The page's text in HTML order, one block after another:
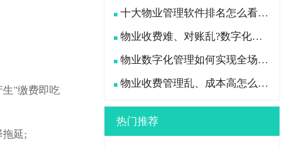
"缴费即吃
延;
十大物业管理软件排名怎么看？宅总管凭什么能进榜？
物业收费难、对账乱?数字化手段如何落地解决
物业数字化管理如何实现全场景高效管控？
物业收费管理乱、成本高怎么办？
热门推荐